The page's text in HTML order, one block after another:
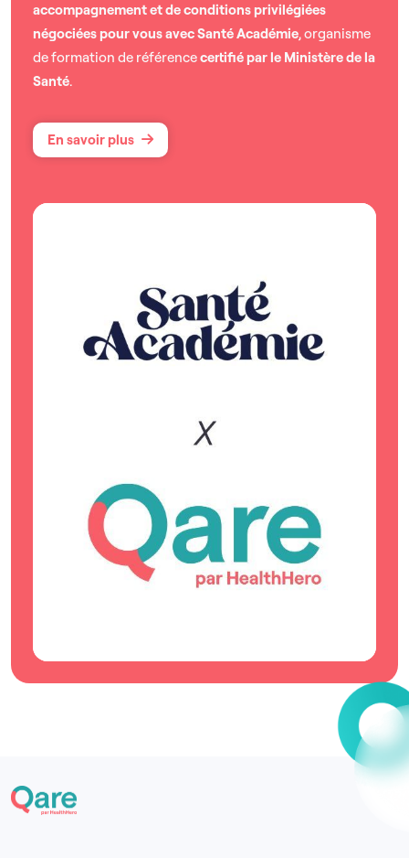
accompagnement et de conditions privilégiées
négociées pour vous avec Santé Académie, organisme
de formation de référencecertifié par le Ministère de la
Santé.
En savoir plus